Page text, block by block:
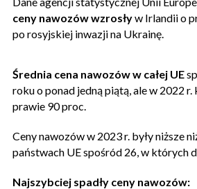
ceny nawozów wzrosływ Irlandii o
po rosyjskiej inwazji na Ukrainę.
Średnia cena nawozów w całej UE
roku o ponad jedną piątą, ale w 2022 r.
prawie 90 proc.
Ceny nawozów w 2023 r. były niższe
państwach UE spośród 26, w których
Najszybciej spadły ceny nawozów: